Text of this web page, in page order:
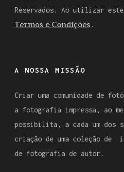
Reservados. Ao utilizar
Termos e Condições.
A NOSSA MISSÃO
Criar uma comunidade de
a fotografia impressa, ao
possibilita, a cada um dos
criação de uma coleção de
de fotografia de autor.